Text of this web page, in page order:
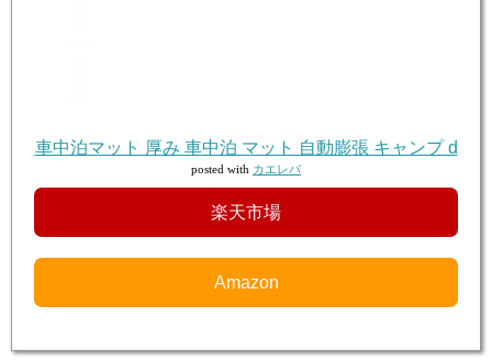
車中泊マット 厚み 車中泊 マット 自動膨張 キャンプ d
posted with カエレバ
楽天市場
Amazon